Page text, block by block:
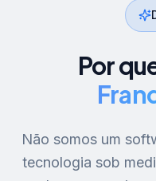
Por
Não somos um
tecnologia sob